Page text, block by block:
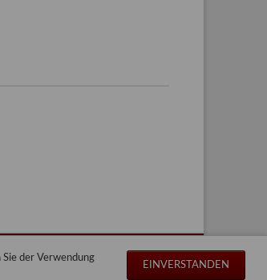
der Verwendung
EINVERSTANDEN
Impressum Datenschutz Sitemap